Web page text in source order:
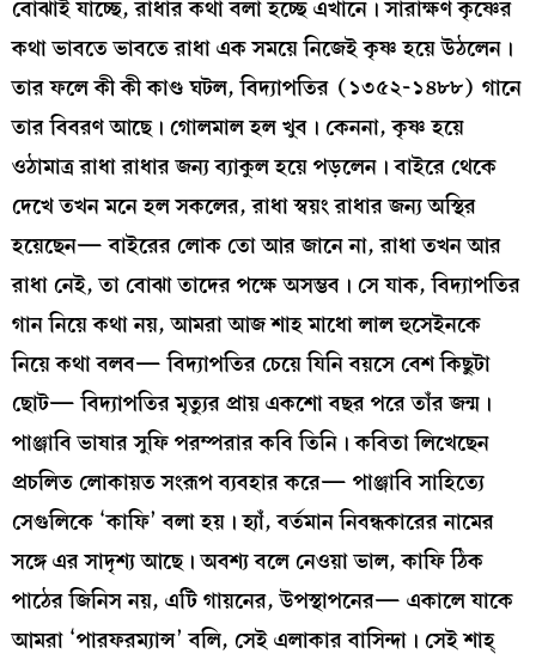
বোঝাই যাচ্ছে, রাধার কথা বলা হচ্ছে এখানে। সারাক্ষণ কৃষ্ণের
কথা ভাবতে ভাবতে রাধা এক সময়ে নিজেই কৃষ্ণ হয়ে উঠলেন।
তার ফলে কী কী কাণ্ড ঘটল, বিদ্যাপতির (১৩৫২-১৪৮৮) গানে
তার বিবরণ আছে। গোলমাল হল খুব। কেননা, কৃষ্ণ হয়ে
ওঠামাত্র রাধা রাধার জন্য ব্যাকুল হয়ে পড়লেন। বাইরে থেকে
দেখে তখন মনে হল সকলের, রাধা স্বয়ং রাধার জন্য অস্থির
হয়েছেন— বাইরের লোক তো আর জানে না, রাধা তখন আর
রাধা নেই, তা বোঝা তাদের পক্ষে অসম্ভব। সে যাক, বিদ্যাপতির
গান নিয়ে কথা নয়, আমরা আজ শাহ মাধো লাল হুসেইনকে
নিয়ে কথা বলব— বিদ্যাপতির চেয়ে যিনি বয়সে বেশ কিছুটা
ছোট— বিদ্যাপতির মৃত্যুর প্রায় একশো বছর পরে তাঁর জন্ম।
পাঞ্জাবি ভাষার সুফি পরম্পরার কবি তিনি। কবিতা লিখেছেন
প্রচলিত লোকায়ত সংরূপ ব্যবহার করে— পাঞ্জাবি সাহিত্যে
সেগুলিকে ‘কাফি’ বলা হয়। হ্যাঁ, বর্তমান নিবন্ধকারের নামের
সঙ্গে এর সাদৃশ্য আছে। অবশ্য বলে নেওয়া ভাল, কাফি ঠিক
পাঠের জিনিস নয়, এটি গায়নের, উপস্থাপনের— একালে যাকে
আমরা ‘পারফরম্যান্স’ বলি, সেই এলাকার বাসিন্দা। সেই শাহ্‌